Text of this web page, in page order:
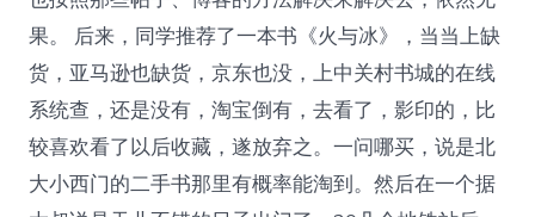
果。 后来，同学推荐了一本书《火与冰》，当当上缺
货，亚马逊也缺货，京东也没，上中关村书城的在线
系统查，还是没有，淘宝倒有，去看了，影印的，比
较喜欢看了以后收藏，遂放弃之。一问哪买，说是北
大小西门的二手书那里有概率能淘到。然后在一个据